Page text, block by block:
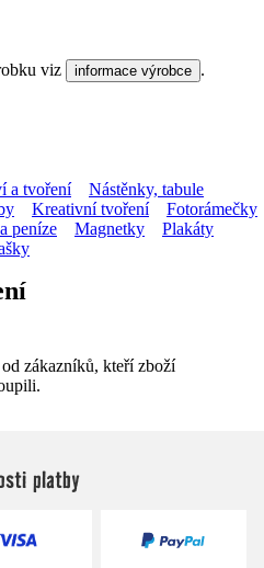
viz informace výrobce .
a tvoření
Nástěnky, tabule
Kreativní tvoření
Fotorámečky
peníze Magnetky
Plakáty
zákazníků, kteří zboží
platby